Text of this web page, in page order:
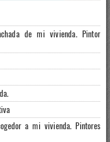
de mi vivienda. Pintor
a mi vivienda. Pintores